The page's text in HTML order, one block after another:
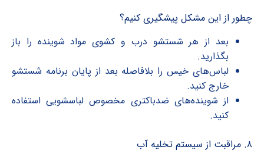
چطور از این مشکل پیشگیری کنیم؟
بعد از هر شستشو درب و کشوی مواد شوینده را باز
بگذارید.
لباس‌های خیس را بلافاصله بعد از پایان برنامه شستشو
خارج کنید.
از شوینده‌های ضدباکتری مخصوص لباسشویی استفاده
کنید.
۸. مراقبت از سیستم تخلیه آب